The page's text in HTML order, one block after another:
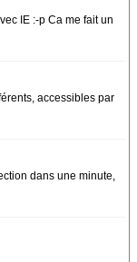
IE :-p Ca me fait un
accessibles par
dans une minute,